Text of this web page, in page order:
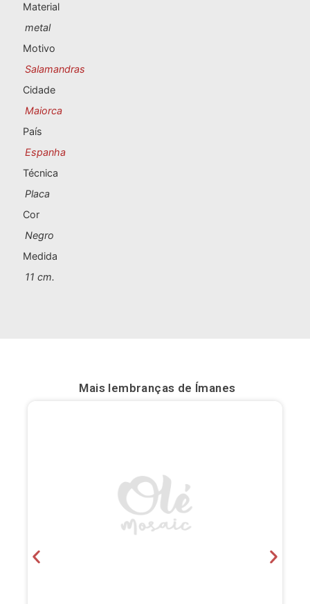
A Corunha
Albacete
Almeria
Ávila
Barcelona
Benidorm
Material
metal
Motivo
Salamandras
Cidade
Maiorca
País
Espanha
Técnica
Placa
Cor
Negro
Medida
11 cm.
Mais lembranças de Ímanes